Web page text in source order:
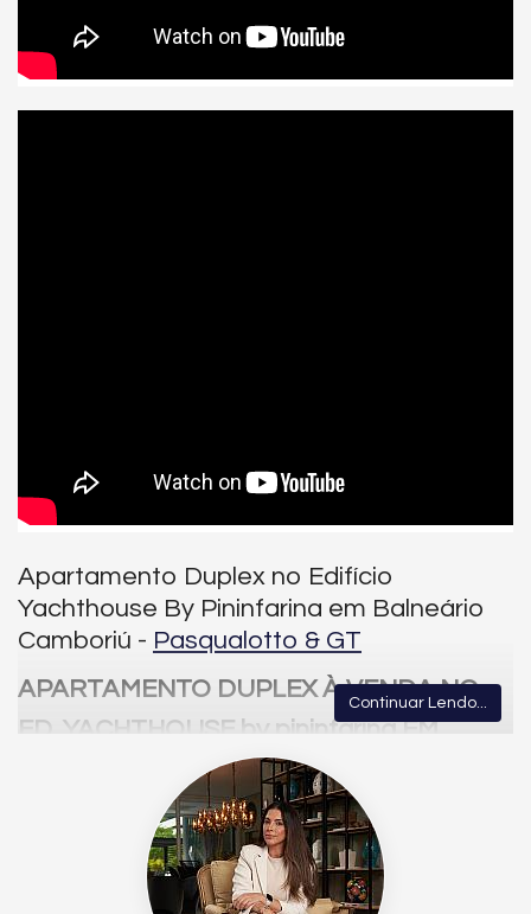
Apartamento Duplex no Edifício
Yachthouse By Pininfarina em Balneário
Camboriú - Pasqualotto & GT
APARTAMENTO DUPLEX À VENDA NO
ED. YACHTHOUSE by pininfarina EM
BALNEÁRIO CAMBORIÚ.
Apartamento à venda com 421m² de área privativa,
contemplados por 07 suítes, uma vista mar incrível que
contempla todo o living, que é amplo e integra a sala de estar e
jantar, lavabo, área de serviços e 04 vagas de garagem.
Continuar Lendo...